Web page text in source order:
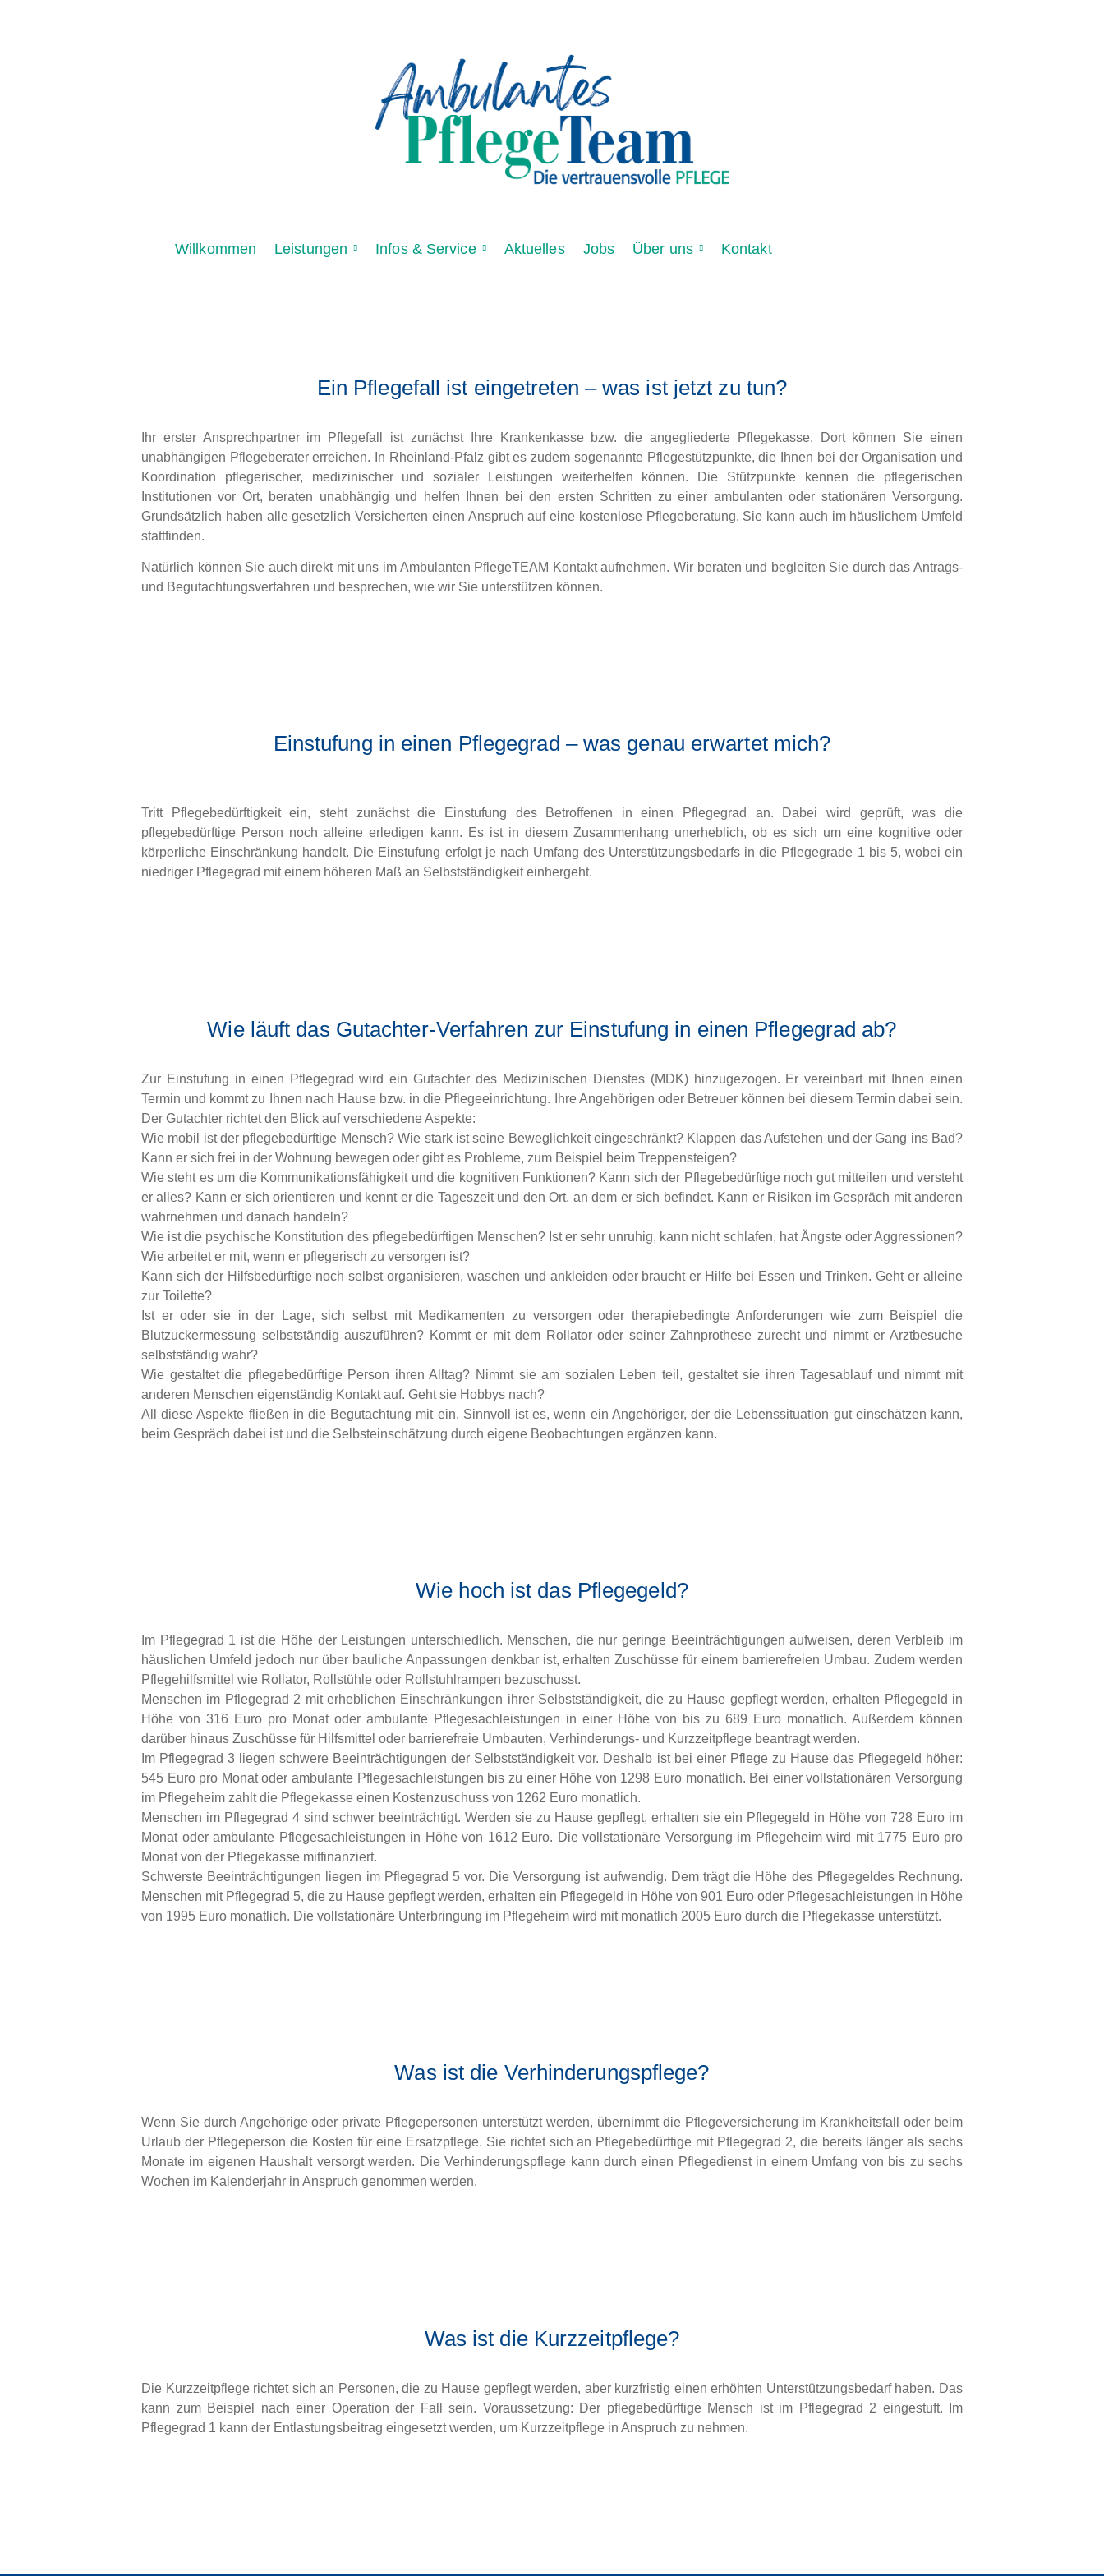
Willkommen Leistungen Infos & Service Aktuelles Jobs Über uns Kontakt
Ein Pflegefall ist eingetreten – was ist jetzt zu tun?
Ihr erster Ansprechpartner im Pflegefall ist zunächst Ihre Krankenkasse bzw. die angegliederte Pflegekasse. Dort können Sie einen
unabhängigen Pflegeberater erreichen. In Rheinland-Pfalz gibt es zudem sogenannte Pflegestützpunkte, die Ihnen bei der Organisation und
Koordination pflegerischer, medizinischer und sozialer Leistungen weiterhelfen können. Die Stützpunkte kennen die pflegerischen
Institutionen vor Ort, beraten unabhängig und helfen Ihnen bei den ersten Schritten zu einer ambulanten oder stationären Versorgung.
Grundsätzlich haben alle gesetzlich Versicherten einen Anspruch auf eine kostenlose Pflegeberatung. Sie kann auch im häuslichem Umfeld
stattfinden.
Natürlich können Sie auch direkt mit uns im Ambulanten PflegeTEAM Kontakt aufnehmen. Wir beraten und begleiten Sie durch das Antrags-
und Begutachtungsverfahren und besprechen, wie wir Sie unterstützen können.
Einstufung in einen Pflegegrad – was genau erwartet mich?
Tritt Pflegebedürftigkeit ein, steht zunächst die Einstufung des Betroffenen in einen Pflegegrad an. Dabei wird geprüft, was die
pflegebedürftige Person noch alleine erledigen kann. Es ist in diesem Zusammenhang unerheblich, ob es sich um eine kognitive oder
körperliche Einschränkung handelt. Die Einstufung erfolgt je nach Umfang des Unterstützungsbedarfs in die Pflegegrade 1 bis 5, wobei ein
niedriger Pflegegrad mit einem höheren Maß an Selbstständigkeit einhergeht.
Wie läuft das Gutachter-Verfahren zur Einstufung in einen Pflegegrad ab?
Zur Einstufung in einen Pflegegrad wird ein Gutachter des Medizinischen Dienstes (MDK) hinzugezogen. Er vereinbart mit Ihnen einen
Termin und kommt zu Ihnen nach Hause bzw. in die Pflegeeinrichtung. Ihre Angehörigen oder Betreuer können bei diesem Termin dabei sein.
Der Gutachter richtet den Blick auf verschiedene Aspekte:
Wie mobil ist der pflegebedürftige Mensch? Wie stark ist seine Beweglichkeit eingeschränkt? Klappen das Aufstehen und der Gang ins Bad?
Kann er sich frei in der Wohnung bewegen oder gibt es Probleme, zum Beispiel beim Treppensteigen?
Wie steht es um die Kommunikationsfähigkeit und die kognitiven Funktionen? Kann sich der Pflegebedürftige noch gut mitteilen und versteht
er alles? Kann er sich orientieren und kennt er die Tageszeit und den Ort, an dem er sich befindet. Kann er Risiken im Gespräch mit anderen
wahrnehmen und danach handeln?
Wie ist die psychische Konstitution des pflegebedürftigen Menschen? Ist er sehr unruhig, kann nicht schlafen, hat Ängste oder Aggressionen?
Wie arbeitet er mit, wenn er pflegerisch zu versorgen ist?
Kann sich der Hilfsbedürftige noch selbst organisieren, waschen und ankleiden oder braucht er Hilfe bei Essen und Trinken. Geht er alleine
zur Toilette?
Ist er oder sie in der Lage, sich selbst mit Medikamenten zu versorgen oder therapiebedingte Anforderungen wie zum Beispiel die
Blutzuckermessung selbstständig auszuführen? Kommt er mit dem Rollator oder seiner Zahnprothese zurecht und nimmt er Arztbesuche
selbstständig wahr?
Wie gestaltet die pflegebedürftige Person ihren Alltag? Nimmt sie am sozialen Leben teil, gestaltet sie ihren Tagesablauf und nimmt mit
anderen Menschen eigenständig Kontakt auf. Geht sie Hobbys nach?
All diese Aspekte fließen in die Begutachtung mit ein. Sinnvoll ist es, wenn ein Angehöriger, der die Lebenssituation gut einschätzen kann,
beim Gespräch dabei ist und die Selbsteinschätzung durch eigene Beobachtungen ergänzen kann.
Wie hoch ist das Pflegegeld?
Im Pflegegrad 1 ist die Höhe der Leistungen unterschiedlich. Menschen, die nur geringe Beeinträchtigungen aufweisen, deren Verbleib im
häuslichen Umfeld jedoch nur über bauliche Anpassungen denkbar ist, erhalten Zuschüsse für einem barrierefreien Umbau. Zudem werden
Pflegehilfsmittel wie Rollator, Rollstühle oder Rollstuhlrampen bezuschusst.
Menschen im Pflegegrad 2 mit erheblichen Einschränkungen ihrer Selbstständigkeit, die zu Hause gepflegt werden, erhalten Pflegegeld in
Höhe von 316 Euro pro Monat oder ambulante Pflegesachleistungen in einer Höhe von bis zu 689 Euro monatlich. Außerdem können
darüber hinaus Zuschüsse für Hilfsmittel oder barrierefreie Umbauten, Verhinderungs- und Kurzzeitpflege beantragt werden.
Im Pflegegrad 3 liegen schwere Beeinträchtigungen der Selbstständigkeit vor. Deshalb ist bei einer Pflege zu Hause das Pflegegeld höher:
545 Euro pro Monat oder ambulante Pflegesachleistungen bis zu einer Höhe von 1298 Euro monatlich. Bei einer vollstationären Versorgung
im Pflegeheim zahlt die Pflegekasse einen Kostenzuschuss von 1262 Euro monatlich.
Menschen im Pflegegrad 4 sind schwer beeinträchtigt. Werden sie zu Hause gepflegt, erhalten sie ein Pflegegeld in Höhe von 728 Euro im
Monat oder ambulante Pflegesachleistungen in Höhe von 1612 Euro. Die vollstationäre Versorgung im Pflegeheim wird mit 1775 Euro pro
Monat von der Pflegekasse mitfinanziert.
Schwerste Beeinträchtigungen liegen im Pflegegrad 5 vor. Die Versorgung ist aufwendig. Dem trägt die Höhe des Pflegegeldes Rechnung.
Menschen mit Pflegegrad 5, die zu Hause gepflegt werden, erhalten ein Pflegegeld in Höhe von 901 Euro oder Pflegesachleistungen in Höhe
von 1995 Euro monatlich. Die vollstationäre Unterbringung im Pflegeheim wird mit monatlich 2005 Euro durch die Pflegekasse unterstützt.
Was ist die Verhinderungspflege?
Wenn Sie durch Angehörige oder private Pflegepersonen unterstützt werden, übernimmt die Pflegeversicherung im Krankheitsfall oder beim
Urlaub der Pflegeperson die Kosten für eine Ersatzpflege. Sie richtet sich an Pflegebedürftige mit Pflegegrad 2, die bereits länger als sechs
Monate im eigenen Haushalt versorgt werden. Die Verhinderungspflege kann durch einen Pflegedienst in einem Umfang von bis zu sechs
Wochen im Kalenderjahr in Anspruch genommen werden.
Was ist die Kurzzeitpflege?
Die Kurzzeitpflege richtet sich an Personen, die zu Hause gepflegt werden, aber kurzfristig einen erhöhten Unterstützungsbedarf haben. Das
kann zum Beispiel nach einer Operation der Fall sein. Voraussetzung: Der pflegebedürftige Mensch ist im Pflegegrad 2 eingestuft. Im
Pflegegrad 1 kann der Entlastungsbeitrag eingesetzt werden, um Kurzzeitpflege in Anspruch zu nehmen.